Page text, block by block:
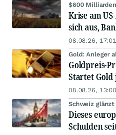
$600
Krise am
sich aus,
08.08.26, 17:01
Gold: Anleger
Goldpreis-
Startet Gold
08.08.26, 13:00
Schweiz glänzt
Dieses
Schulden